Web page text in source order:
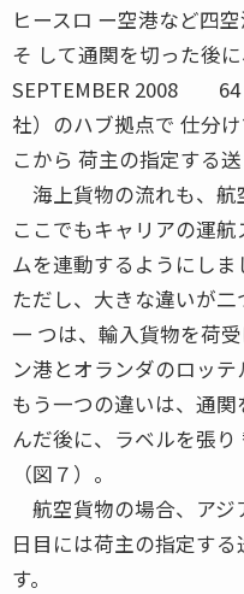
ヒースロ ー空港など四
そ して通関を切った後
SEPTEMBER 2008 64
社）のハブ拠点で 仕分
こから 荷主の指定する
海上貨物の流れも、航
ここでもキャリアの運
ムを連動するようにしま
ただし、大きな違いが二
一 つは、輸入貨物を荷
ン港とオランダのロッテ
もう一つの違いは、通
んだ後に、ラベルを張
（図７）。
航空貨物の場合、アジ
日目には荷主の指定す
す。